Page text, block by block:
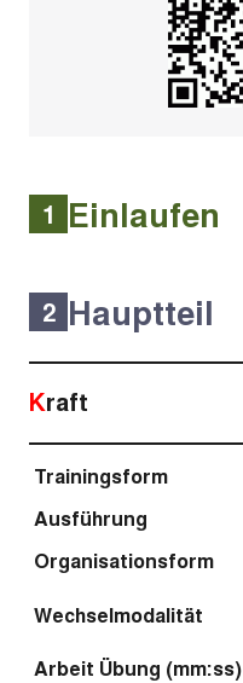
1 Einlaufen
2 Hauptteil
Kraft
Trainingsform
Ausführung
Organisationsform
Wechselmodalität
Arbeit Übung (mm:ss)